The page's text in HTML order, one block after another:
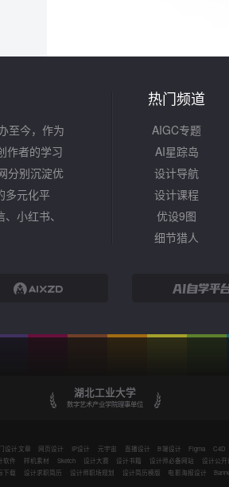
至今，作为
作者的学习
分别沉淀优
多元化平
小红书、
热门频道
AIGC专题
AI星踪岛
设计导航
设计课程
优设9图
细节猎人
湖北工业大学
数字艺术产业学院理事单位
设计文章 网页设计 IP设计 元宇宙 直播设计 B端设计 Figma C4D
软件 样机素材 Sketch 设计大赛 设计书籍 设计师必备网站 设计公开
下载 设计求职简历 设计师职场规划 设计简历模版 电影海报设计